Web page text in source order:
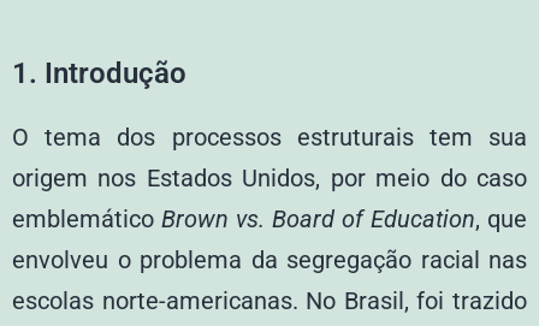
1. Introdução
O tema dos processos estruturais tem sua
origem nos Estados Unidos, por meio do caso
emblemático Brown vs. Board of Education, que
envolveu o problema da segregação racial nas
escolas norte-americanas. No Brasil, foi trazido